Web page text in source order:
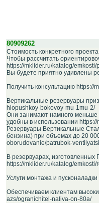
80909262
Стоимость конкретного
Чтобы рассчитать
https://mklider.ru/katalog/
Вы будете приятно удивлены
Получить консультацию
Вертикальные резервуары
hlopushkoy-bokovoy-mu-1mu-2/
Они занимают намного меньше
удобны в использовании
Резервуары Вертикальные
бензина) при объемах до 20
oborudovanie/patrubok-
В резервуарах,
https://mklider.ru/katalog/
Услуги монтажа и
Обеспечиваем клиентам
azs/ogranichitel-naliva-on-80a/